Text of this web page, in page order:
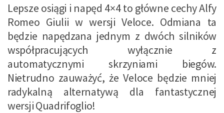
Lepsze osiągi i napęd 4×4 to główne cechy Alfy
Romeo Giulii w wersji Veloce. Odmiana ta
będzie napędzana jednym z dwóch silników
współpracujących wyłącznie z
automatycznymi skrzyniami biegów.
Nietrudno zauważyć, że Veloce będzie mniej
radykalną alternatywą dla fantastycznej
wersji Quadrifoglio!